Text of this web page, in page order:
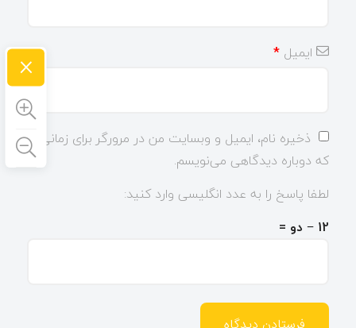
ایمیل *
ذخیره نام، ایمیل و وبسایت من در مرورگر برای زمانی
که دوباره دیدگاهی می‌نویسم.
لطفا پاسخ را به عدد انگلیسی وارد کنید:
12 − دو =
×